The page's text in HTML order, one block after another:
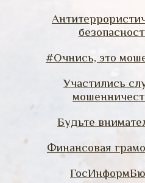
#Очнись, это
Участились
Будьте
Финансовая